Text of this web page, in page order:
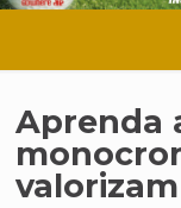
Aprenda